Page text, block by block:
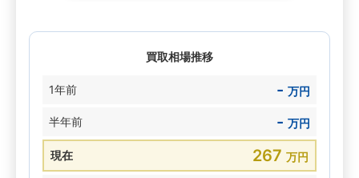
買取相場推移
1年前 - 万円
半年前 - 万円
現在 267 万円